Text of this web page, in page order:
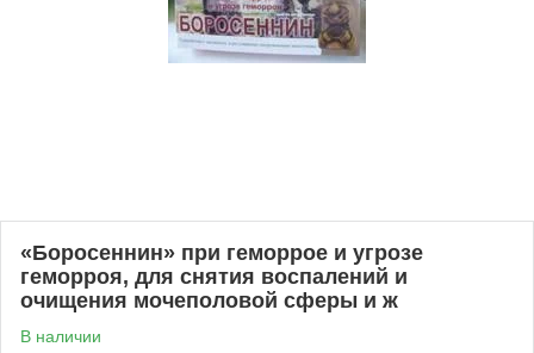
«Боросеннин» при геморрое и угрозе
геморроя, для снятия воспалений и
очищения мочеполовой сферы и ж
В наличии